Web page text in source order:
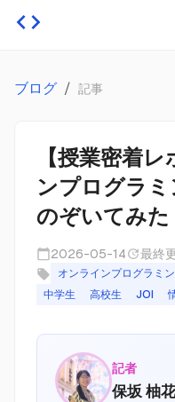
ブログ / 記事
【授業密着
ンプログラ
のぞいてみた
2026-05-14 最終
オンラインプログラミ
中学生
高校生 JOI
記者
保坂 柚花